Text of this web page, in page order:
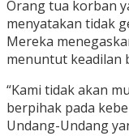
Orang tua korban
menyatakan tidak
Mereka
menuntut keadilan
“Kami tidak akan
berpihak pada
Undang-Undang